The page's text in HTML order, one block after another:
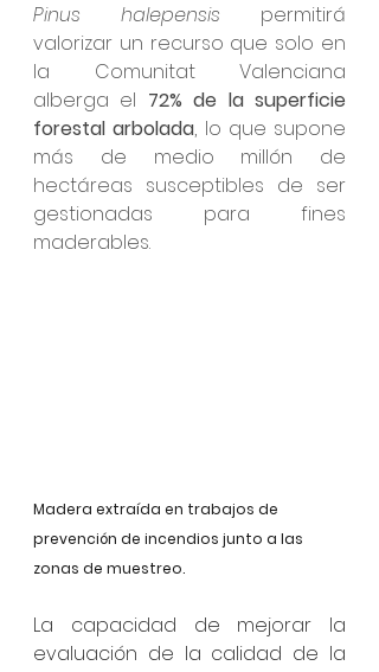
Pinus halepensis permitirá
valorizar un recurso que solo en
la Comunitat Valenciana
alberga el 72% de la superficie
forestal arbolada, lo que supone
más de medio millón de
hectáreas susceptibles de ser
gestionadas para fines
maderables.
Madera extraída en trabajos de
prevención de incendios junto a las
zonas de muestreo.
La capacidad de mejorar la
evaluación de la calidad de la